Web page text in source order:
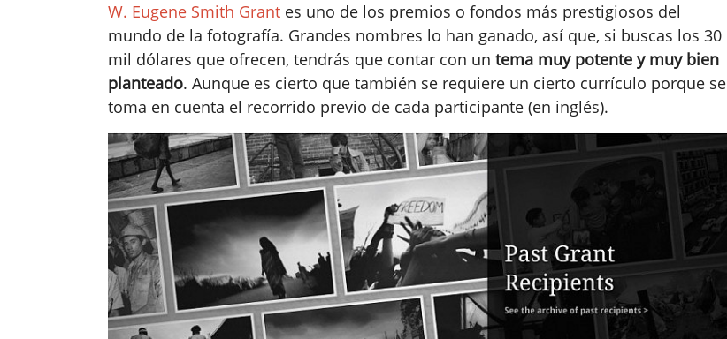
W. Eugene Smith Grant es uno de los premios o fondos más prestigiosos del
mundo de la fotografía. Grandes nombres lo han ganado, así que, si buscas los 30
mil dólares que ofrecen, tendrás que contar con un tema muy potente y muy bien
planteado. Aunque es cierto que también se requiere un cierto currículo porque se
toma en cuenta el recorrido previo de cada participante (en inglés).